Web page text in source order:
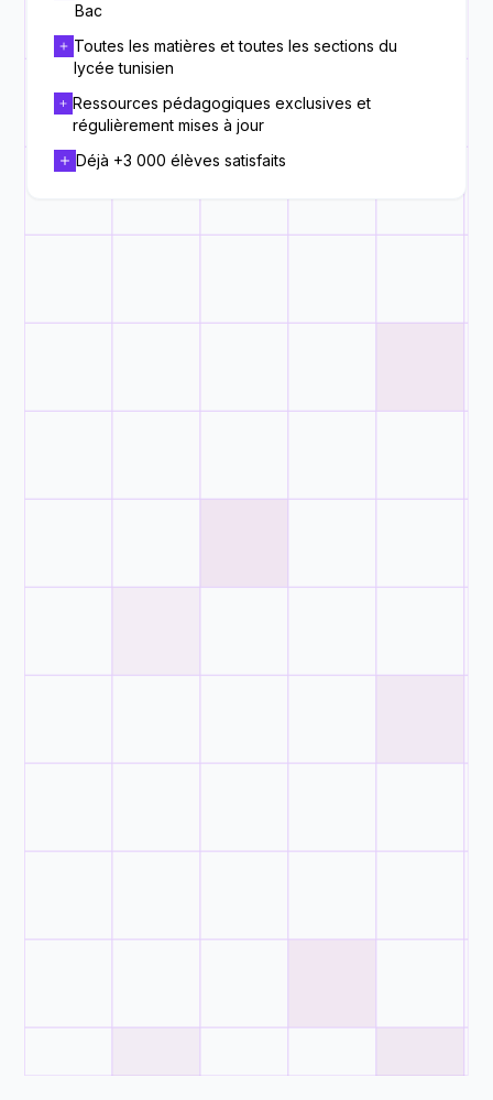
Bac
Toutes les matières et toutes les sections du
lycée tunisien
Ressources pédagogiques exclusives et
régulièrement mises à jour
Déjà +3 000 élèves satisfaits